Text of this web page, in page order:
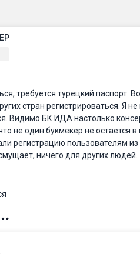
требуется турецкий паспорт.
стран регистрироваться. Я
Видимо БК ИДА настолько
не один букмекер не остается
регистрацию пользователям
ничего для других людей.